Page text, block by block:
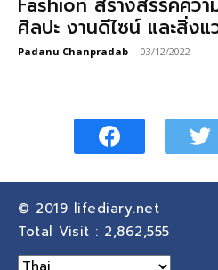
ศิลปะ งานดีไซน์ และสิ่ง
Padanu Chanpradab - 03/12/2022
© 2019 lifediary.net
Total Visit : 2,862,555